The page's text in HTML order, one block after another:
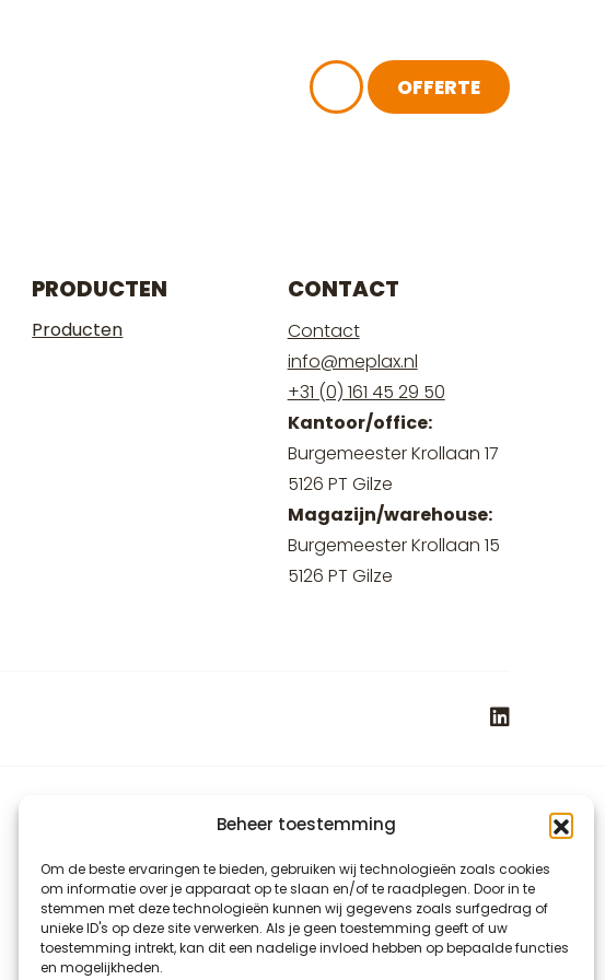
Beheer toestemming
Om de beste ervaringen te bieden, gebruiken wij technologieën zoals cookies
om informatie over je apparaat op te slaan en/of te raadplegen. Door in te
stemmen met deze technologieën kunnen wij gegevens zoals surfgedrag of
unieke ID's op deze site verwerken. Als je geen toestemming geeft of uw
toestemming intrekt, kan dit een nadelige invloed hebben op bepaalde functies
en mogelijkheden.
OFFERTE
PRODUCTEN
Producten
CONTACT
Contact
info@meplax.nl
+31 (0) 161 45 29 50
Kantoor/office:
Burgemeester Krollaan 17
5126 PT Gilze
Magazijn/warehouse:
Burgemeester Krollaan 15
5126 PT Gilze